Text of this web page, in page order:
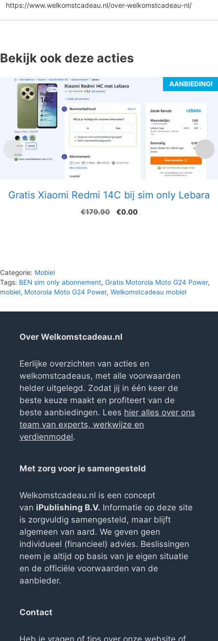
https://www.welkomstcadeau.nl/over-welkomstcadeau-nl/
Bekijk ook deze acties
AANBIEDING!
Gratis Xiaomi Redmi 14C bij sim only Lebara
€179.90
Oorspronkelijke
€0.00Huidige
Categorie: Mobiel
Tags: BEN sim only abonnement, Gratis Motorola Moto G24 Power,
mobiel, Motorola Moto G24 Power, Welkomstcadeau mobiel
Over Welkomstcadeau.nl
Eerlijke overzichten van acties en
welkomstcadeaus, met alle voorwaarden
helder uitgelegd. Zodat jij in één keer de
beste keuze maakt en profiteert van de
beste aanbiedingen. Lees hier alles over ons
team van experts, werkwijze en
verdienmodel.
Met zorg voor je samengesteld
Welkomstcadeau.nl is een concept
van iPublishing B.V. Informatie op deze site
is zorgvuldig samengesteld, maar blijft
algemeen van aard. We geven geen
individueel (financieel) advies. Beslissingen
neem je altijd op basis van je eigen situatie
en de officiële voorwaarden van de
aanbieder.
Contact
Heb je vragen of tips over onze website of